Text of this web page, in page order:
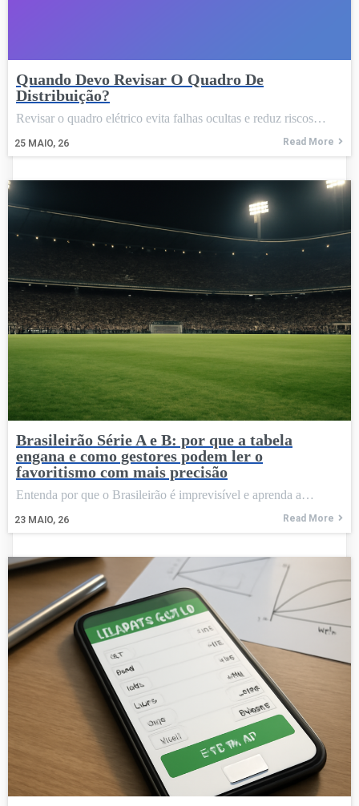
Quando Devo Revisar O Quadro De
Distribuição?
25 MAIO, 26
Revisar o quadro elétrico evita falhas ocultas e reduz riscos…
Read More
Brasileirão Série A e B: por que a tabela
engana e como gestores podem ler o
favoritismo com mais precisão
23 MAIO, 26
Entenda por que o Brasileirão é imprevisível e aprenda a…
Read More